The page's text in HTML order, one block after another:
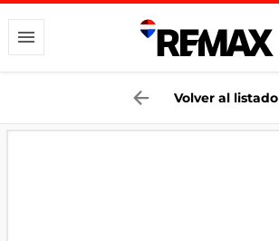
Volver al listado